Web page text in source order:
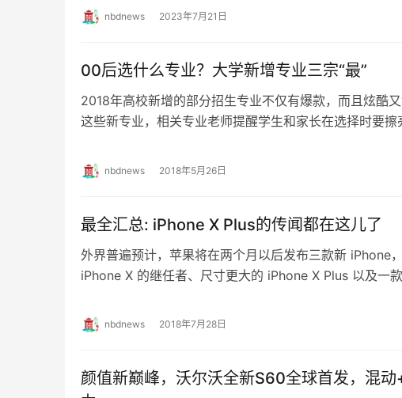
nbdnews 2023年7月21日
00后选什么专业？大学新增专业三宗“最”
2018年高校新增的部分招生专业不仅有爆款，而且炫酷
这些新专业，相关专业老师提醒学生和家长在选择时要擦
nbdnews 2018年5月26日
最全汇总: iPhone X Plus的传闻都在这儿了
外界普遍预计，苹果将在两个月以后发布三款新 iPhone
iPhone X 的继任者、尺寸更大的 iPhone X Plus 以及一
nbdnews 2018年7月28日
颜值新巅峰，沃尔沃全新S60全球首发，混